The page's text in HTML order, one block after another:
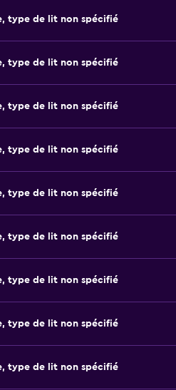
type de lit non spécifié
type de lit non spécifié
type de lit non spécifié
type de lit non spécifié
type de lit non spécifié
type de lit non spécifié
type de lit non spécifié
type de lit non spécifié
type de lit non spécifié